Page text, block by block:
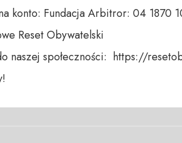
konto: Fundacja Arbitror: 04 1870
Reset Obywatelski
naszej społeczności:  https://